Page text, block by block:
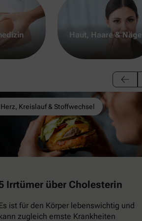
Haut, Haare & Nägel
Herz, Kreislauf & Stoffwechsel
Irrtümer über Cholesterin
ist für den Körper lebenswichtig und
zugleich ernste Krankheiten